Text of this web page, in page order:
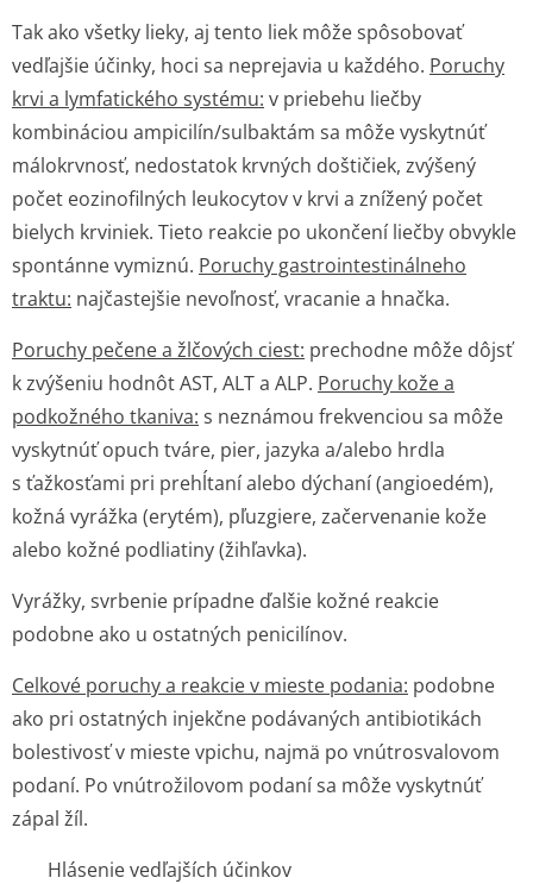
Tak ako všetky lieky, aj tento liek môže spôsobovať
vedľajšie účinky, hoci sa neprejavia u každého. Poruchy
krvi a lymfatického systému: v priebehu liečby
kombináciou ampicilín/sulbaktám sa môže vyskytnúť
málokrvnosť, nedostatok krvných doštičiek, zvýšený
počet eozinofilných leukocytov v krvi a znížený počet
bielych krviniek. Tieto reakcie po ukončení liečby obvykle
spontánne vymiznú. Poruchy gastrointesti­nálneho
traktu: najčastejšie nevoľnosť, vracanie a hnačka.
Poruchy pečene a žlčových ciest: prechodne môže dôjsť
k zvýšeniu hodnôt AST, ALT a ALP. Poruchy kože a
podkožného tkaniva: s neznámou frekvenciou sa môže
vyskytnúť opuch tváre, pier, jazyka a/alebo hrdla
s ťažkosťami pri prehĺtaní alebo dýchaní (angioedém),
kožná vyrážka (erytém), pľuzgiere, začervenanie kože
alebo kožné podliatiny (žihľavka).
Vyrážky, svrbenie prípadne ďalšie kožné reakcie
podobne ako u ostatných penicilínov.
Celkové poruchy a reakcie v mieste podania: podobne
ako pri ostatných injekčne podávaných antibiotikách
bolestivosť v mieste vpichu, najmä po vnútrosvalovom
podaní. Po vnútrožilovom podaní sa môže vyskytnúť
zápal žíl.
Hlásenie vedľajších účinkov